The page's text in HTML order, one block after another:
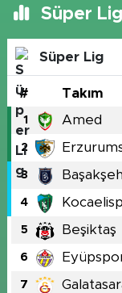
Süper
Süper Lig
# Takım
1 Amed
2
3
4
5 Beşiktaş
6
7